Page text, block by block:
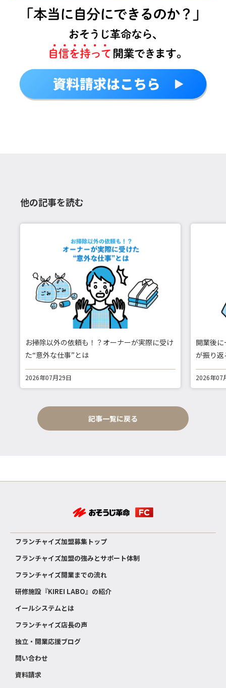
他の記事を読む
お掃除以外の依頼も！？オーナーが実際に受け
た“意外な仕事”とは
2026年07月29日
開業後
が振り
2026年07
記事一覧に戻る
フランチャイズ加盟募集トップ
フランチャイズ加盟の強みとサポート体制
フランチャイズ開業までの流れ
研修施設『KIREI LABO』の紹介
イールシステムとは
フランチャイズ店長の声
独立・開業応援ブログ
問い合わせ
資料請求